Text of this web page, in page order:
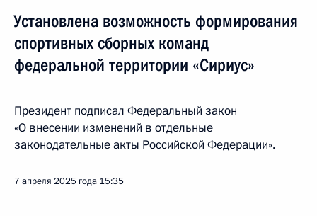
Установлена возможность формирования
спортивных сборных команд
федеральной территории «Сириус»
Президент подписал Федеральный закон
«О внесении изменений в отдельные
законодательные акты Российской Федерации».
7 апреля 2025 года 15:35